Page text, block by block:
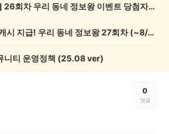
💰[당첨자 발표] 26회차 우리 동네 정보왕 이벤트 당첨자를 발표합니다!
💸 전원 2,000캐시 지급! 우리 동네 정보왕 27회차 (~8/10)
니티 운영정책 (25.08 ver)
0
댓글